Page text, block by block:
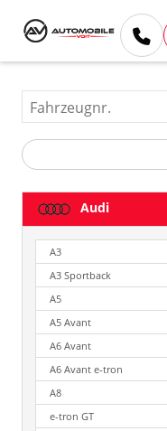
Fahrzeugnr.
Audi
A3
A3 Sportback
A5
A5 Avant
A6 Avant
A6 Avant e-tron
A8
e-tron GT